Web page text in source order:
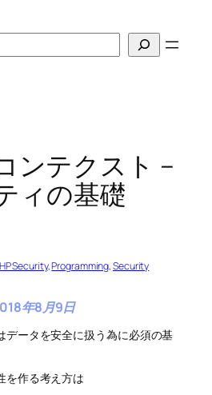
ンテクスト –
ィの基礎
Security, Programming, Security
年8月9日
データを安全に扱う為に必須の基
を作る考え方は